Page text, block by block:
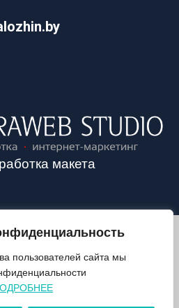
пользователей сайта мы
макета
ВОЛОЖИНСКОГО РАЙОНА